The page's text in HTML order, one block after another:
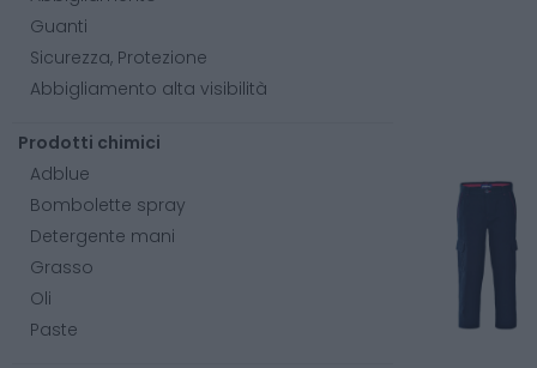
Guanti
Sicurezza, Protezione
Abbigliamento alta visibilità
Prodotti chimici
Adblue
Bombolette spray
Detergente mani
Grasso
Oli
Paste